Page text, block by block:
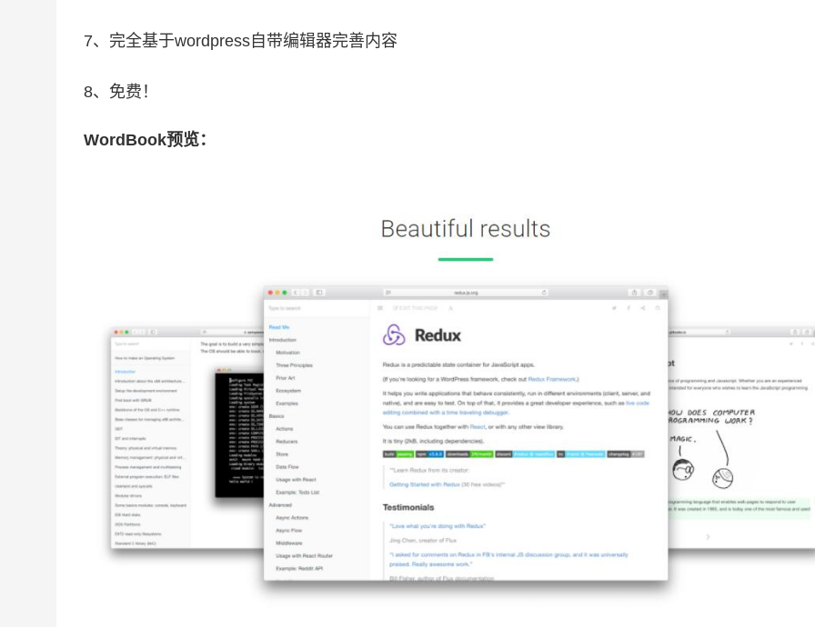
7、完全基于wordpress自带编辑器完善内容
8、免费！
WordBook预览：